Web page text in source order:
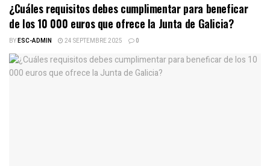
¿Cuáles requisitos debes cumplimentar para beneficar
de los 10 000 euros que ofrece la Junta de Galicia?
BYESC-ADMIN 24 SEPTEMBRE 2025 0